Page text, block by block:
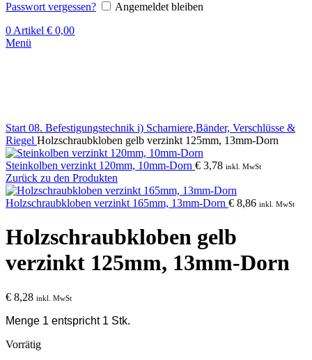
Passwort vergessen?
Angemeldet bleiben
0 Artikel € 0,00
Menü
Start 08. Befestigungstechnik i) Scharniere,Bänder, Verschlüsse &
Riegel Holzschraubkloben gelb verzinkt 125mm, 13mm-Dorn
Steinkolben verzinkt 120mm, 10mm-Dorn € 3,78 inkl. MwSt
Zurück zu den Produkten
Holzschraubkloben verzinkt 165mm, 13mm-Dorn € 8,86 inkl. MwSt
Holzschraubkloben gelb
verzinkt 125mm, 13mm-Dorn
€ 8,28 inkl. MwSt
Menge 1 entspricht 1 Stk.
Vorrätig